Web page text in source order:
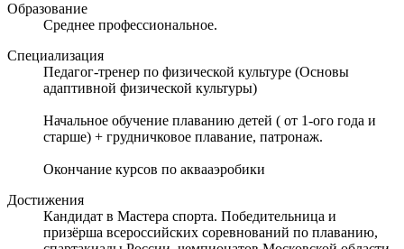
Образование
Среднее профессиональное.
Специализация
Педагог-тренер по физической культуре (Основы
адаптивной физической культуры)
Начальное обучение плаванию детей ( от 1-ого года и
старше) + грудничковое плавание, патронаж.
Окончание курсов по аквааэробики
Достижения
Кандидат в Мастера спорта. Победительница и
призёрша всероссийских соревнований по плаванию,